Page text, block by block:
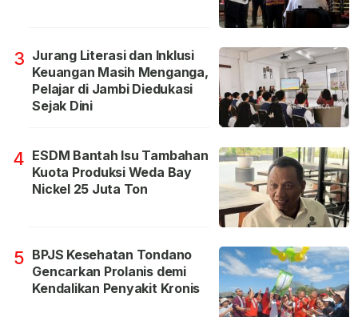
3 Jurang Literasi dan Inklusi
Keuangan Masih Menganga,
Pelajar di Jambi Diedukasi
Sejak Dini
4 ESDM Bantah Isu Tambahan
Kuota Produksi Weda Bay
Nickel 25 Juta Ton
5 BPJS Kesehatan Tondano
Gencarkan Prolanis demi
Kendalikan Penyakit Kronis